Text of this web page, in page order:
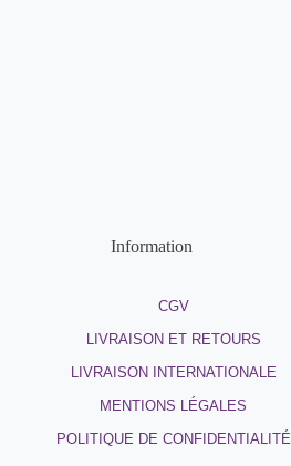
Information
CGV
LIVRAISON ET RETOURS
LIVRAISON INTERNATIONALE
MENTIONS LÉGALES
POLITIQUE DE CONFIDENTIALITÉ